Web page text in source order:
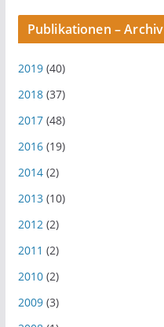
Publikationen – Archiv
2019(40)
2018(37)
2017(48)
2016(19)
2014(2)
2013(10)
2012(2)
2011 (2)
2010(2)
2009(3)